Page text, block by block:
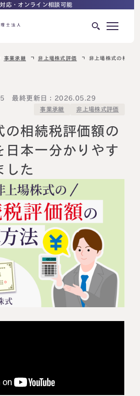
応・オンライン相談可能
いて
へ
ついて
いて
事業承継 非上場株式評価 非上場株式の相続
最終更新日：2026.05.29
事業承継 非上場株式評価
の相続税評価額の
日本一分かりやす
した